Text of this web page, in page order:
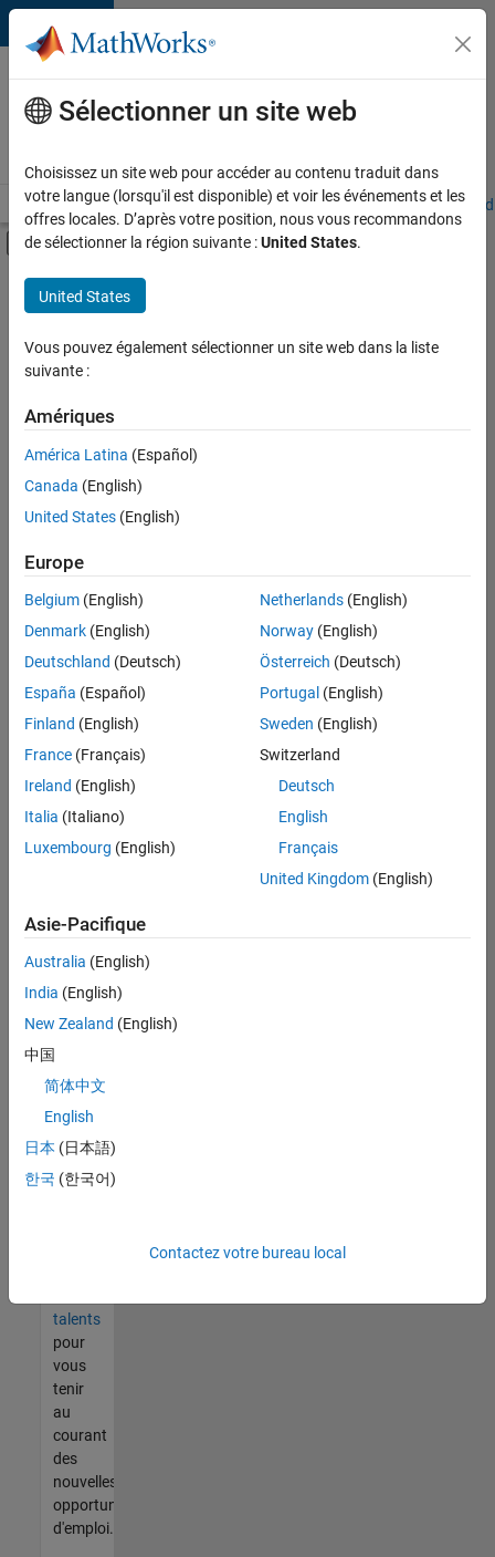
Passer au contenu
Votre
carrière
chez
Accueil Explorer nos opportunités Adresses de nos bureaux
Activer/désactiver l'affichage du menu
Contenu principal
FILTRER PAR
Ventes commerciales
Ventes pour l'éducation
Ventes internes
Actuellement,
aucune
offre
d'emploi
correspondant
à vos
critères
de
recherche.
Vous
pouvez
élargir
votre
recherche
ou
afficher
l’ensemble
d'emploi.
malgré
tout
vous
trouvez
pas
d'offre
corresponde
à vos
talents
pour
vous
tenir
au
courant
des
nouvelles
opportunités
d'emploi.
Sélectionner un site web
Choisissez un site web pour accéder au contenu traduit dans
votre langue (lorsqu'il est disponible) et voir les événements et les
offres locales. D’après votre position, nous vous recommandons
de sélectionner la région suivante :United States.
United States
Vous pouvez également sélectionner un site web dans la liste
suivante :
Amériques
América Latina (Español)
Canada (English)
United States (English)
Europe
Belgium (English)
Denmark (English)
Deutschland (Deutsch)
España (Español)
Finland (English)
France (Français)
Ireland (English)
Italia (Italiano)
Luxembourg (English)
Netherlands(English)
Norway(English)
Österreich (Deutsch)
Portugal (English)
Sweden (English)
Switzerland
Deutsch
English
Français
United Kingdom(English)
Asie-Pacifique
Australia (English)
India (English)
New Zealand (English)
中国
简体中文
English
日本 (日本語)
한국 (한국어)
Contactez votre bureau local